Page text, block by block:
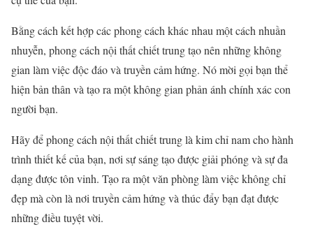
Bằng cách kết hợp các phong cách khác nhau một cách nhuần
nhuyễn, phong cách nội thất chiết trung tạo nên những không
gian làm việc độc đáo và truyền cảm hứng. Nó mời gọi bạn thể
hiện bản thân và tạo ra một không gian phản ánh chính xác con
người bạn.
Hãy để phong cách nội thất chiết trung là kim chỉ nam cho hành
trình thiết kế của bạn, nơi sự sáng tạo được giải phóng và sự đa
dạng được tôn vinh. Tạo ra một văn phòng làm việc không chỉ
đẹp mà còn là nơi truyền cảm hứng và thúc đẩy bạn đạt được
những điều tuyệt vời.